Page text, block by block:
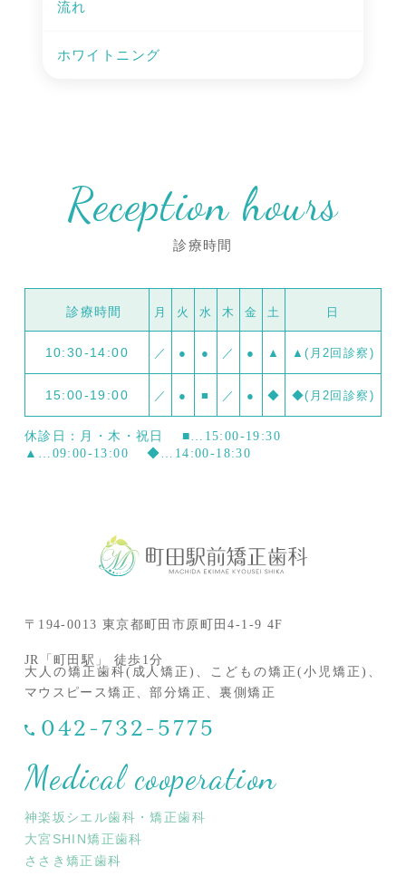
流れ
ホワイトニング
診療時間
Reception hours
診療時間 月 火 水 木 金 土 日
10:30-14:00 ／ ● ● ／ ● ▲ ▲(月2回診察)
15:00-19:00 ／ ● ■ ／ ● ◆ ◆(月2回診察)
休診日：月・木・祝日
■…15:00-19:30
▲…09:00-13:00
◆…14:00-18:30
〒194-0013 東京都町田市原町田4-1-9 4F
JR「町田駅」 徒歩1分
大人の矯正歯科(成人矯正)、こどもの矯正(小児矯正)、
マウスピース矯正、部分矯正、裏側矯正
042-732-5775
Medical cooperation
神楽坂シエル歯科・矯正歯科
大宮SHIN矯正歯科
ささき矯正歯科